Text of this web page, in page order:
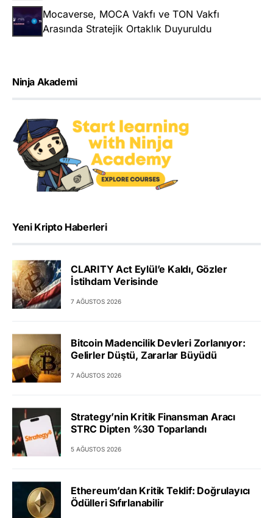
Mocaverse, MOCA Vakfı ve TON Vakfı
Arasında Stratejik Ortaklık Duyuruldu
Ninja Akademi
Yeni Kripto Haberleri
CLARITY Act Eylül’e Kaldı, Gözler
İstihdam Verisinde
7 AĞUSTOS 2026
Bitcoin Madencilik Devleri Zorlanıyor:
Gelirler Düştü, Zararlar Büyüdü
7 AĞUSTOS 2026
Strategy’nin Kritik Finansman Aracı
STRC Dipten %30 Toparlandı
5 AĞUSTOS 2026
Ethereum’dan Kritik Teklif: Doğrulayıcı
Ödülleri Sıfırlanabilir